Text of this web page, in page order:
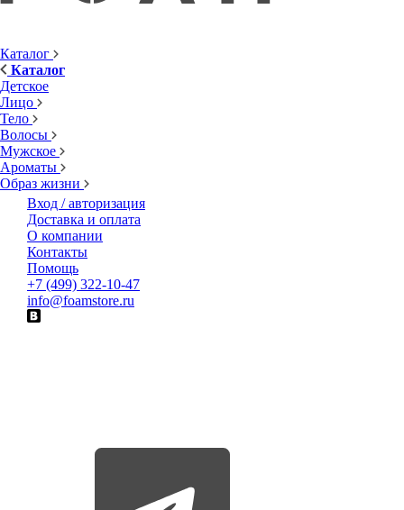
Каталог
Каталог
Детское
Лицо
Тело
Волосы
Мужское
Ароматы
Образ жизни
Вход / авторизация
Доставка и оплата
О компании
Контакты
Помощь
+7 (499) 322-10-47
info@foamstore.ru